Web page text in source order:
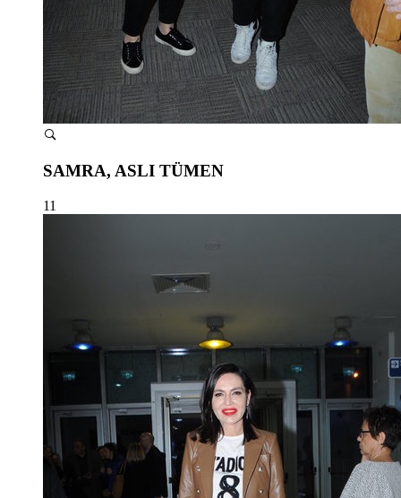
SAMRA, ASLI TÜMEN
11